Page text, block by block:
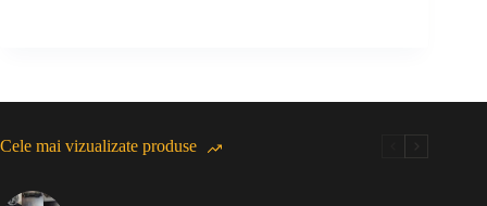
Cele mai vizualizate produse